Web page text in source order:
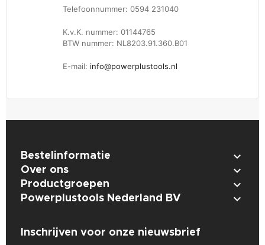
Telefoonnummer: 0594 231040
K.v.K. nummer: 01144765
BTW nummer: NL8203.91.360.B01
E-mail: info@powerplustools.nl
Bestelinformatie 
Over ons 
Productgroepen 
Powerplustools Nederland BV 
Inschrijven voor onze nieuwsbrief